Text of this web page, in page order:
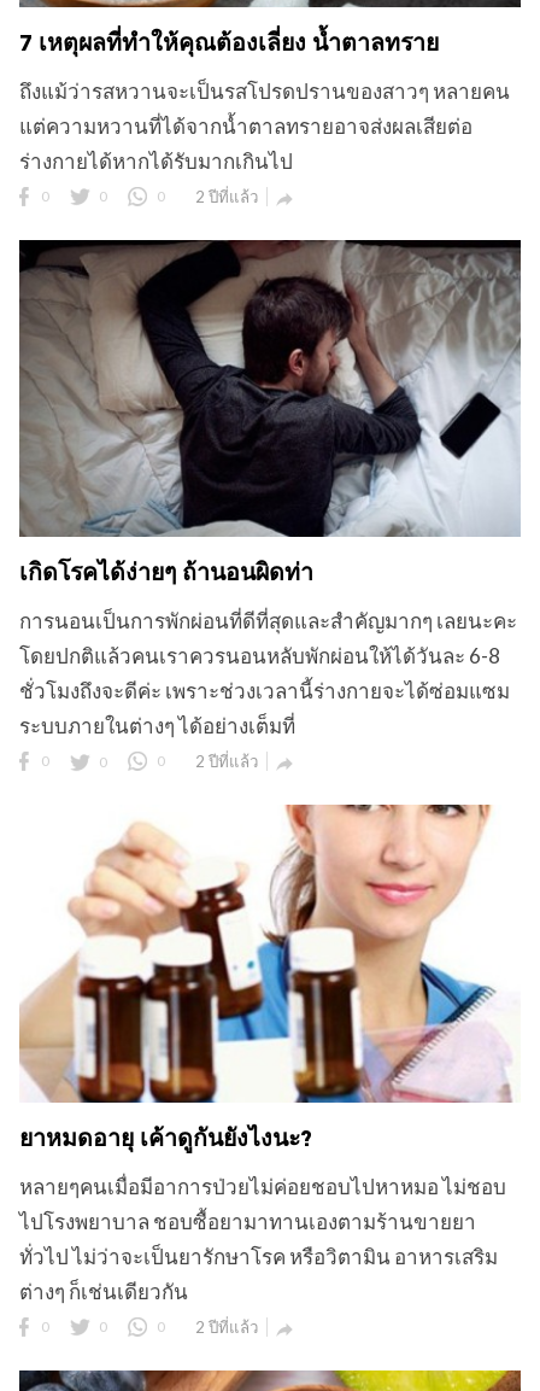
7 เหตุผลที่ทำให้คุณต้องเลี่ยง น้ำตาลทราย
ถึงแม้ว่ารสหวานจะเป็นรสโปรดปรานของสาวๆ หลายคน
แต่ความหวานที่ได้จากน้ำตาลทรายอาจส่งผลเสียต่อ
ร่างกายได้หากได้รับมากเกินไป
0 0 0 2 ปีที่แล้ว 
เกิดโรคได้ง่ายๆ ถ้านอนผิดท่า
การนอนเป็นการพักผ่อนที่ดีที่สุดและสำคัญมากๆ เลยนะคะ
โดยปกติแล้วคนเราควรนอนหลับพักผ่อนให้ได้วันละ 6-8
ชั่วโมงถึงจะดีค่ะ เพราะช่วงเวลานี้ร่างกายจะได้ซ่อมแซม
ระบบภายในต่างๆ ได้อย่างเต็มที่
0 0 0 2 ปีที่แล้ว 
ยาหมดอายุ เค้าดูกันยังไงนะ?
หลายๆคนเมื่อมีอาการป่วยไม่ค่อยชอบไปหาหมอ ไม่ชอบ
ไปโรงพยาบาล ชอบซื้อยามาทานเองตามร้านขายยา
ทั่วไป ไม่ว่าจะเป็นยารักษาโรค หรือวิตามิน อาหารเสริม
ต่างๆ ก็เช่นเดียวกัน
0 0 0 2 ปีที่แล้ว 